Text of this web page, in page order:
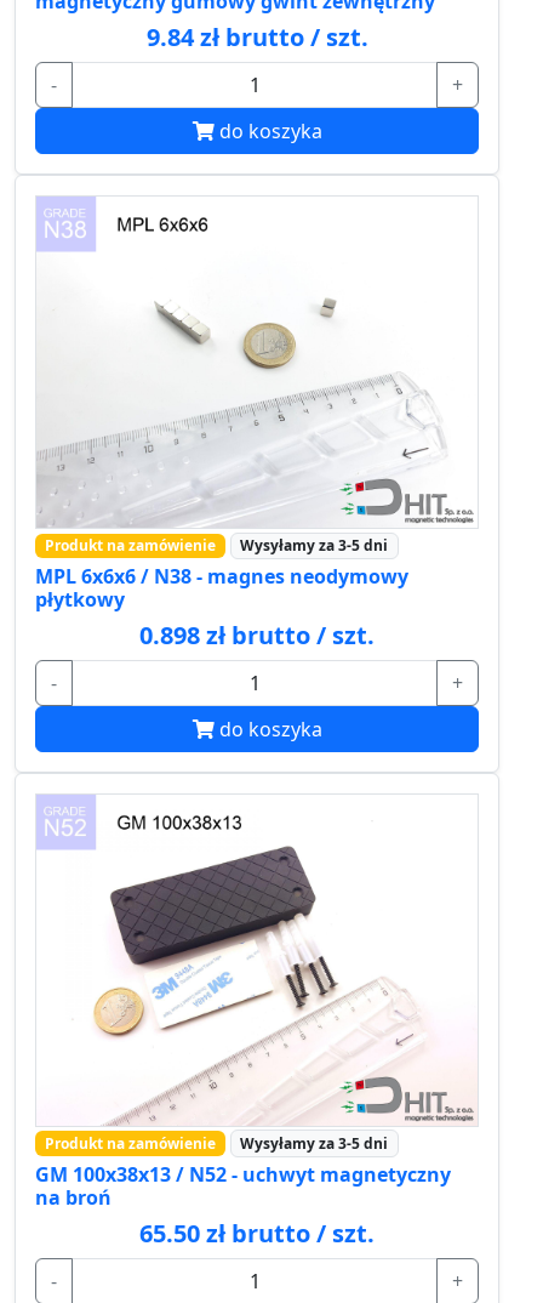
9.84 zł brutto / szt.
-
+
do koszyka
Produkt na zamówienie Wysyłamy za 3-5 dni
MPL 6x6x6 / N38 - magnes neodymowy
płytkowy
0.898 zł brutto / szt.
-
+
do koszyka
Produkt na zamówienie Wysyłamy za 3-5 dni
GM 100x38x13 / N52 - uchwyt magnetyczny
na broń
65.50 zł brutto / szt.
- +